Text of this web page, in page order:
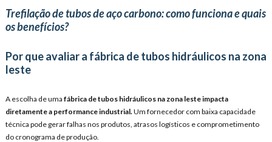
Trefilação de tubos de aço carbono: como funciona e quais
os benefícios?
Por que avaliar a fábrica de tubos hidráulicos na zona
leste
A escolha de uma fábrica de tubos hidráulicos na zona lesteimpacta
diretamente a performance industrial. Um fornecedor com baixa capacidade
técnica pode gerar falhas nos produtos, atrasos logísticos e comprometimento
do cronograma de produção.